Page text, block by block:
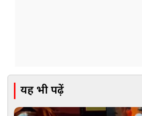
यह भी पढ़ें